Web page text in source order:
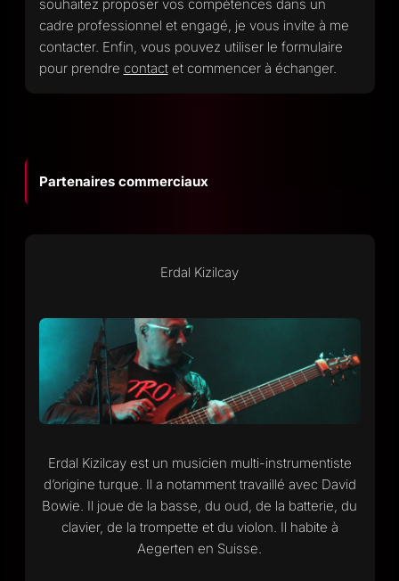
souhaitez proposer vos compétences dans un
cadre professionnel et engagé, je vous invite à me
contacter. Enfin, vous pouvez utiliser le formulaire
pour prendre contactet commencer à échanger.
Partenaires commerciaux
Erdal Kizilcay
Erdal Kizilcay est un musicien multi-instrumentiste
d’origine turque. Il a notamment travaillé avec David
Bowie. Il joue de la basse, du oud, de la batterie, du
clavier, de la trompette et du violon. Il habite à
Aegerten en Suisse.